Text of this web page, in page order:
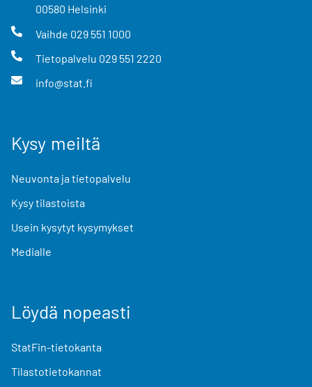
00580 Helsinki
Vaihde 029 551 1000
Tietopalvelu 029 551 2220
info@stat.fi
Kysy meiltä
Neuvonta ja tietopalvelu
Kysy tilastoista
Usein kysytyt kysymykset
Medialle
Löydä nopeasti
StatFin-tietokanta
Tilastotietokannat